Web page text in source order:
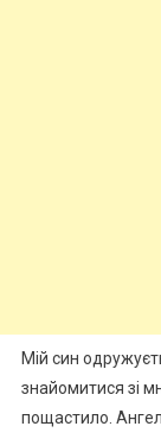
Мій син
знайомитися зі
пощастило.